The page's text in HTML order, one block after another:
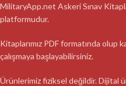
MilitaryApp.net Askeri Sınav
platformudur.
Kitaplarımız PDF formatında
çalışmaya başlayabilirsiniz.
Ürünlerimiz fiziksel değildir. Dijital